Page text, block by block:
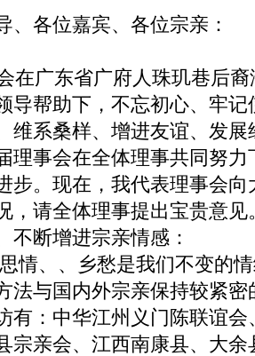
、 各位嘉宾、 各位宗亲：
在广东省广府人珠玑巷后裔
导帮助下 ， 不忘初心、 牢记
维系桑样、 增进友谊、 发展
理事会在全体理事共同努
步。 现在 ， 我代表理事会向
，请全体理事提出宝贵意见
不断增进宗亲情感：
情、、
乡愁是我们不变的
法与国内外宗亲保持较紧密
有：中华江州义门陈联谊会
宗亲会、 江西南康县、 大余